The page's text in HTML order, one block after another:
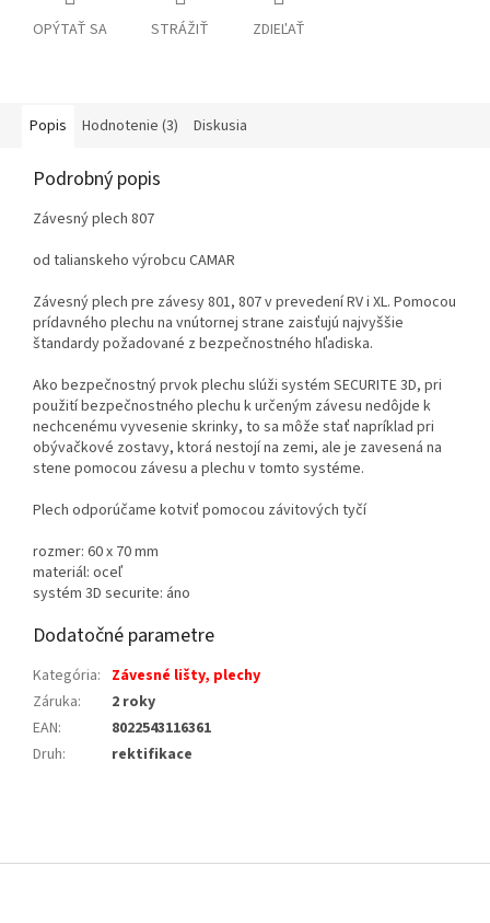
OPÝTAŤ SA STRÁŽIŤ ZDIEĽAŤ
Popis Hodnotenie (3) Diskusia
Podrobný popis
Závesný plech 807
od talianskeho výrobcu CAMAR
Závesný plech pre závesy 801, 807 v prevedení RV i XL. Pomocou
prídavného plechu na vnútornej strane zaisťujú najvyššie
štandardy požadované z bezpečnostného hľadiska.
Ako bezpečnostný prvok plechu slúži systém SECURITE 3D, pri
použití bezpečnostného plechu k určeným závesu nedôjde k
nechcenému vyvesenie skrinky, to sa môže stať napríklad pri
obývačkové zostavy, ktorá nestojí na zemi, ale je zavesená na
stene pomocou závesu a plechu v tomto systéme.
Plech odporúčame kotviť pomocou závitových tyčí
rozmer: 60 x 70 mm
materiál: oceľ
systém 3D securite: áno
Dodatočné parametre
Kategória: Závesné lišty, plechy
Záruka:
2 roky
EAN:
8022543116361
Druh: rektifikace
á